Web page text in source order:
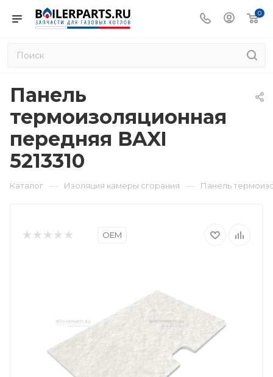
0
Панель
термоизоляционная
передняя BAXI
5213310
Каталог — Изоляция камеры сгорания — Панель
OEM